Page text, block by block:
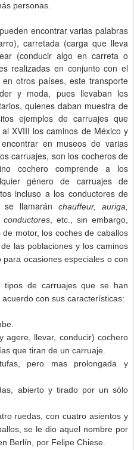
personas.
encontrar varias palabras
carretada (carga que lleva
(conducir algo en carreta o
realizadas en conjunto con el
otros países, este transporte
y moda, pues llevaban los
quienes daban muestra de
ejemplos de carruajes que
XVIII los caminos de México y
en museos de varias
carruajes, son los cocheros de
cochero comprende a los
género de carruajes de
incluso a los conductores de
se llamaránchauffeur, auriga,
conductores , etc., sin embargo,
motor, los coches de caballos
las poblaciones y los caminos
ocasiones especiales o con
tipos de carruajes que se han
con sus características:
agere, llevar, conducir) cochero
que tiran de un carruaje.
pero mas prolongada y
abierto y tirado por un sólo
ruedas, con cuatro asientos y
se le dio aquel nombre por
Berlín, por Felipe Chiese.